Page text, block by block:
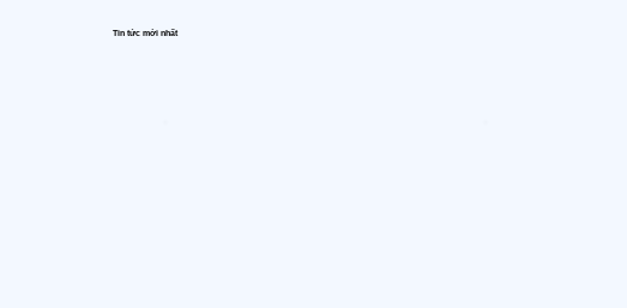
Tin tức mới nhất